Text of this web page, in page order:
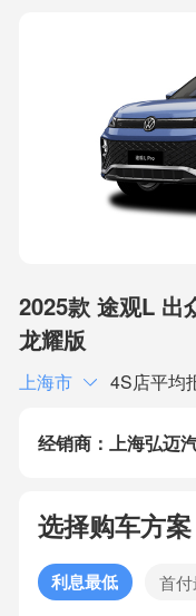
2025款 途观L 出
龙耀版
上海市 4S店平均
经销商：上海弘迈
选择购车方案
利息最低 首